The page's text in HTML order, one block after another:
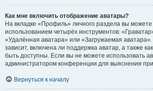
Как мне включить отображение аватары?
На вкладке «Профиль» личного раздела вы можете
использованием четырёх инструментов:
«Удалённая аватара» или «Загружаемая
зависит, включена ли поддержка аватар, а также
быть доступны. Если вы не можете использовать
администратором конференции для выяснения
Вернуться к началу